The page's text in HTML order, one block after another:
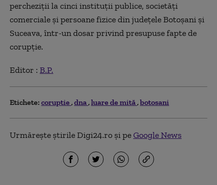
percheziţii la cinci instituţii publice, societăţi
comerciale şi persoane fizice din judeţele Botoşani şi
Suceava, într-un dosar privind presupuse fapte de
corupţie.
Editor : B.P.
Etichete: coruptie dna luare de mită botosani
Urmărește știrile Digi24.ro și peGoogle News